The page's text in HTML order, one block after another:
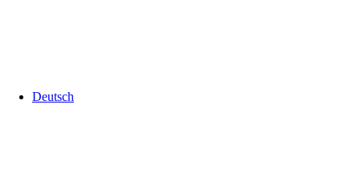
Deutsch